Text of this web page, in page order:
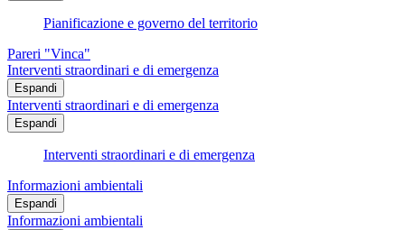
Pianificazione e governo del territorio
Pareri "Vinca"
Interventi straordinari e di emergenza
Espandi
Interventi straordinari e di emergenza
Espandi
Interventi straordinari e di emergenza
Informazioni ambientali
Espandi
Informazioni ambientali